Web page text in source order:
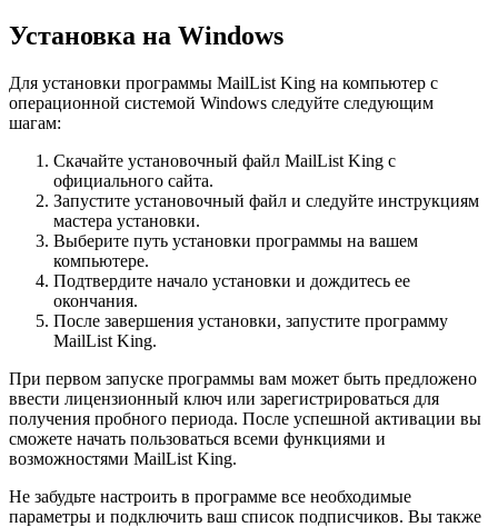
Установка на Windows
Для установки программы MailList King на компьютер с
операционной системой Windows следуйте следующим
шагам:
Скачайте установочный файл MailList King с
официального сайта.
Запустите установочный файл и следуйте инструкциям
мастера установки.
Выберите путь установки программы на вашем
компьютере.
Подтвердите начало установки и дождитесь ее
окончания.
После завершения установки, запустите программу
MailList King.
При первом запуске программы вам может быть предложено
ввести лицензионный ключ или зарегистрироваться для
получения пробного периода. После успешной активации вы
сможете начать пользоваться всеми функциями и
возможностями MailList King.
Не забудьте настроить в программе все необходимые
параметры и подключить ваш список подписчиков. Вы также